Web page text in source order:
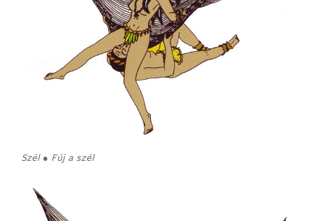
Szél ● Fúj a szél